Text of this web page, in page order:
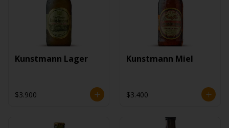
Kunstmann Lager
$3.900
Kunstmann Miel
$3.400